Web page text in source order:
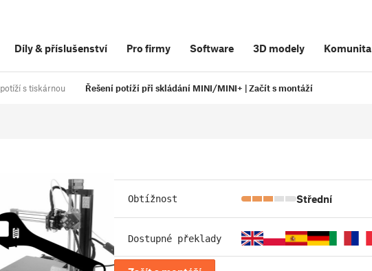
Díly& příslušenství Pro firmy Software 3D modely Komunita
s tiskárnou Řešení potíží při skládání MINI/MINI+ | Začít s montáží
Obtížnost Střední
Dostupné překlady